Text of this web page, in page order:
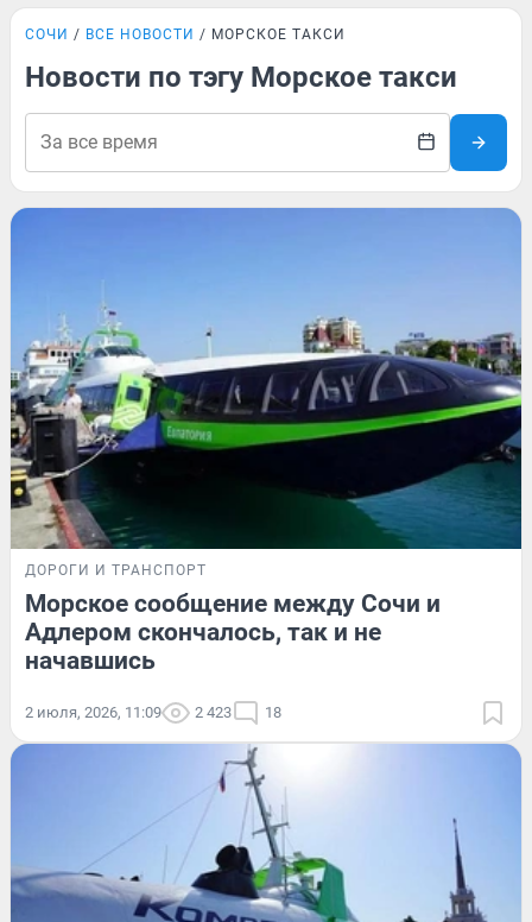
СОЧИ ВСЕ НОВОСТИ МОРСКОЕ ТАКСИ
Новости по тэгу Морское такси
ДОРОГИ И ТРАНСПОРТ
Морское сообщение между Сочи и
Адлером скончалось, так и не
начавшись
2 июля, 2026, 11:09 2 423 18